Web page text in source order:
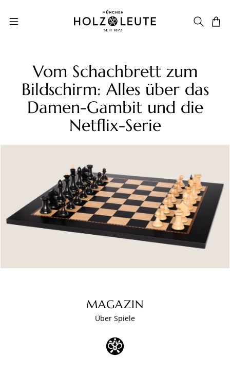
Zum Hauptinhalt springen
Vom Schachbrett zum
Bildschirm: Alles über das
Damen-Gambit und die
Netflix-Serie
MAGAZIN
Über Spiele